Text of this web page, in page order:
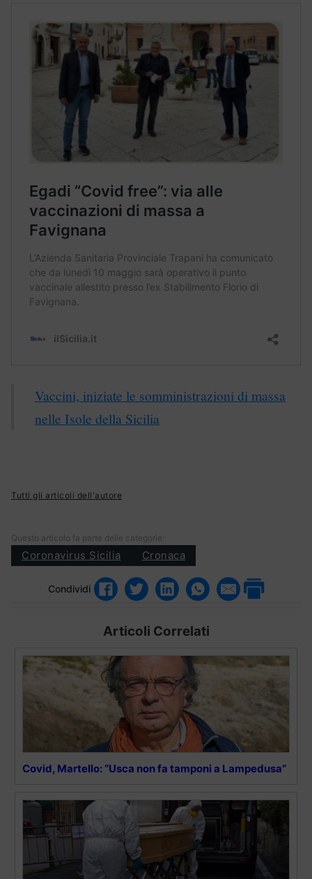
Vaccini, iniziate le somministrazioni di massa
nelle Isole della Sicilia
Tutti gli articoli dell'autore
Questo articolo fa parte delle categorie:
Coronavirus Sicilia Cronaca
Condividi
Articoli Correlati
Covid, Martello: “Usca non fa tamponi a Lampedusa”